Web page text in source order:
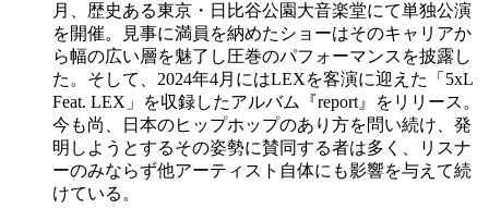
月、歴史ある東京・日比谷公園大音楽堂にて単独公演
を開催。見事に満員を納めたショーはそのキャリアか
ら幅の広い層を魅了し圧巻のパフォーマンスを披露し
た。そして、2024年4月にはLEXを客演に迎えた「5xL
Feat. LEX」を収録したアルバム『report』をリリース。
今も尚、日本のヒップホップのあり方を問い続け、発
明しようとするその姿勢に賛同する者は多く、リスナ
ーのみならず他アーティスト自体にも影響を与えて続
けている。